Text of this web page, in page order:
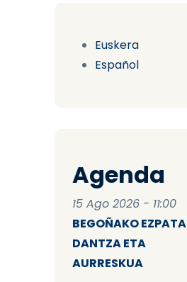
Euskera
Español
Agenda
15 Ago 2026 - 11:00
BEGOÑAKO EZPATA
DANTZA ETA
AURRESKUA